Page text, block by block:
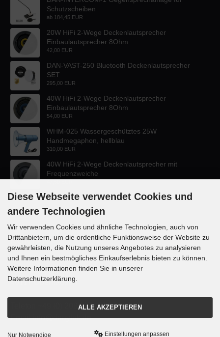
Schutzscheiben
ab 184,45 EUR
20W HiFi 2-Wege Deckenlautsprecher
Einbaulautsprecher 8Ohm
42,00 EUR
DAN-VAST-250 Bluetooth Deckenlautsprecher
SET
295,00 EUR
40W HiFi 2-Wege Deckenlautsprecher
Einbaulautsprecher 8Ohm
54,00 EUR
WHM-025 Wassergeschütztes 25W
Handmegaphon, hellblau
310,00 EUR
40W HiFi 2-Wege Deckenlautsprecher mit
Frequenzweiche
KONTAKT
Lautsprecher-OnlineShop.de
Rübekampstr. 35
46117 Oberhausen
Telefon +49 (0) 208 / 874188
Email info@danyluk.de
Diese Webseite verwendet Cookies und
andere Technologien
Wir verwenden Cookies und ähnliche Technologien, auch von
Drittanbietern, um die ordentliche Funktionsweise der Website zu
gewährleisten, die Nutzung unseres Angebotes zu analysieren
und Ihnen ein bestmögliches Einkaufserlebnis bieten zu können.
Weitere Informationen finden Sie in unserer
Datenschutzerklärung.
ALLE AKZEPTIEREN
Nur Notwendige Einstellungen anpassen